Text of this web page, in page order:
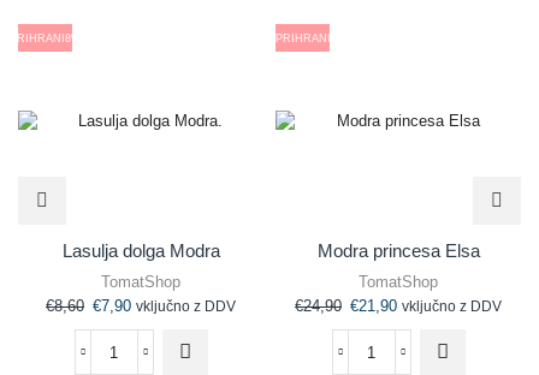
PRIHRANI 8%
Lasulja dolga Modra
TomatShop
€8,60 €7,90 vključno z DDV
PRIHRANI
Modra princesa Elsa
TomatShop
€24,90 €21,90 vključno z DDV